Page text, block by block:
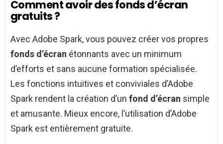
Comment avoir des fonds d’écran
gratuits ?
Avec Adobe Spark, vous pouvez créer vos propres
fonds d’écran étonnants avec un minimum
d’efforts et sans aucune formation spécialisée.
Les fonctions intuitives et conviviales d’Adobe
Spark rendent la création d’un fond d’écran simple
et amusante. Mieux encore, l’utilisation d’Adobe
Spark est entièrement gratuite.